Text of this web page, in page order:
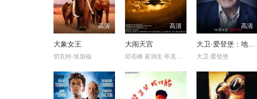
高清
大象女王
切瓦特·埃加福
高清
大闹天宫
高清
大卫·爱登堡：地球上的一段生命旅程
大卫·爱登堡